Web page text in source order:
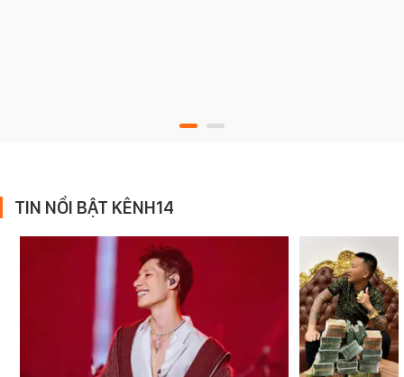
TIN NỔI BẬT KÊNH14